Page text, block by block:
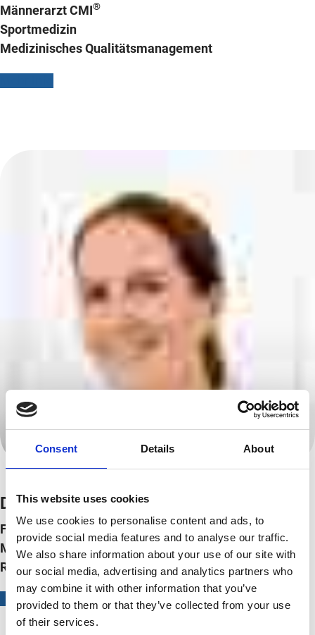
Consent Details About
This website uses cookies
We use cookies to personalise content and ads, to
provide social media features and to analyse our traffic.
We also share information about your use of our site with
our social media, advertising and analytics partners who
may combine it with other information that you’ve
provided to them or that they’ve collected from your use
of their services.
Männerarzt CMI®
Sportmedizin
Medizinisches Qualitätsmanagement
Dr. med.Elke Watzlawek
Fachärztin für Urologie
Medikamentöse Tumortherapie
Röntgendiagnostik Harntrakt
Mehr Info